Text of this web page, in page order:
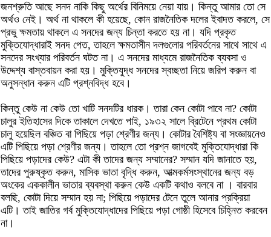
জনশ্রুতি আছে সনদ নাকি কিছু অর্থের বিনিময়ে নেয়া যায়। কিন্তু আমার তো সে
অর্থও নেই। অর্থ না থাকলে কী হয়েছে, কোন রাজনৈতিক দলের ইবাদত করলে, সে
প্রভু ক্ষমতায় থাকলে এ সনদের জন্য চিন্তা করতে হয় না। যদি প্রকৃত
মুক্তিযোদ্ধারাই সনদ পেত, তাহলে ক্ষমতাসীন দলগুলোর পরিবর্তনের সাথে সাথে এ
সনদের সংখ্যার পরিবর্তন ঘটত না। এ সনদের মাধ্যমে রাজনৈতিক ব্যবসা ও
উদ্দেশ্য বাস্তবায়ন করা হয়। মুক্তিযুদ্ধ সনদের স্বচ্ছতা নিয়ে জরিপ করুন বা
অনুসন্ধান করুন এটি প্রশ্নবিদ্ধ হবে।
কিন্তু কেউ না কেউ তো খাটি সনদটির ধারক। তারা কেন কোটা পাবে না? কোটা
চালুর ইতিহাসের দিকে তাকালে দেখতে পাই, ১৯৩২ সালে ব্রিটেনে প্রথম কোটা
চালু হয়েছিল বঞ্চিত বা পিছিয়ে পড়া শ্রেণীর জন্য। কোটার বৈশিষ্ট্য বা সংজ্ঞায়নেও
এটি পিছিয়ে পড়া শ্রেণীর জন্য। তাহলে তো প্রশ্ন জাগবেই মুক্তিযোদ্ধারা কি
পিছিয়ে পড়াদের কেউ? এটা কী তাদের জন্য সম্মানের? সম্মান যদি জানাতে হয়,
তাদের পুরুষ্কৃত করুন, মাসিক ভাতা বৃদ্ধি করুন, আত্মকর্মসংস্থানের জন্য বড়
অংকের এককালীন ভাতার ব্যবস্থা করুন কেউ একটি কথাও বলবে না । বারবার
বলছি, কোটা দিয়ে সম্মান হয় না; পিছিয়ে পড়াদের টেনে তুলে আনার প্রক্রিয়া
এটি। তাই জাতির গর্ব মুক্তিযোদ্ধাদের পিছিয়ে পড়া গোষ্ঠী হিসেবে চিহ্নিত করবেন
না।